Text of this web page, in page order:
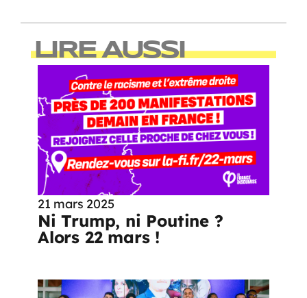
LIRE AUSSI
21 mars 2025
Ni Trump, ni Poutine ?
Alors 22 mars !